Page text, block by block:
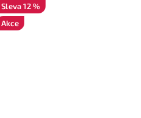
12 %
Akce